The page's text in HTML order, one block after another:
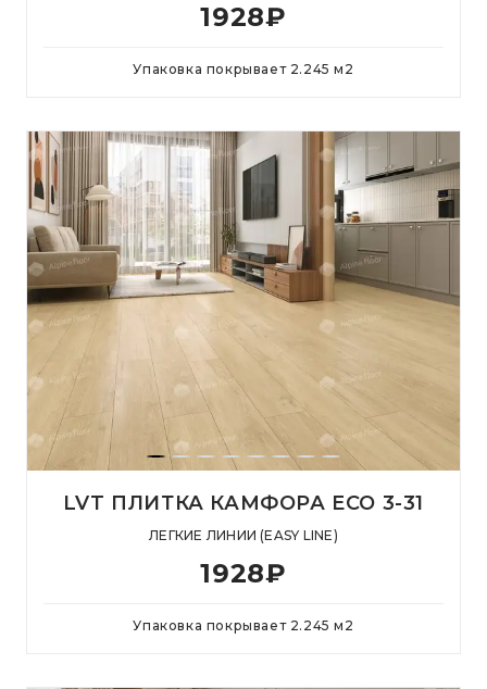
1928₽
Упаковка покрывает 2.245 м 2
LVT ПЛИТКА КАМФОРА ЕСО 3-31
ЛЕГКИЕ ЛИНИИ (EASY LINE)
1928₽
Упаковка покрывает 2.245 м 2